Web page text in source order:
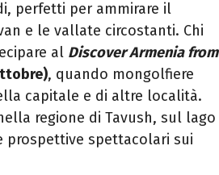
perfetti per ammirare il
e le vallate circostanti. Chi
al Discover Armenia from
, quando mongolfiere
capitale e di altre località.
regione di Tavush, sul lago
prospettive spettacolari sui